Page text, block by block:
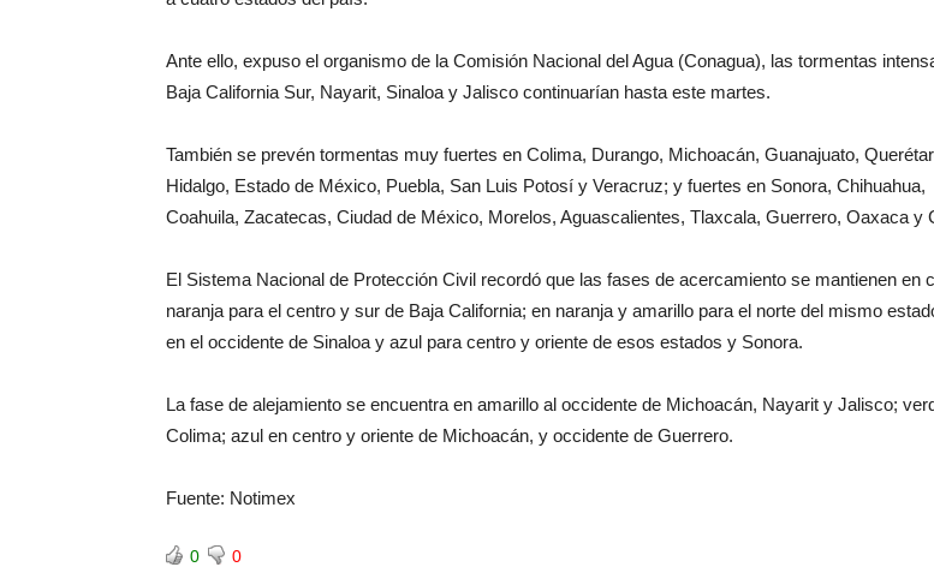
Ante ello, expuso el organismo de la Comisión Nacional del Agua (Conagua), las tormentas
Baja California Sur, Nayarit, Sinaloa y Jalisco continuarían hasta este martes.
También se prevén tormentas muy fuertes en Colima, Durango, Michoacán, Guanajuato,
Hidalgo, Estado de México, Puebla, San Luis Potosí y Veracruz; y fuertes en Sonora, Chihuahua,
Coahuila, Zacatecas, Ciudad de México, Morelos, Aguascalientes, Tlaxcala, Guerrero, Oaxaca y
El Sistema Nacional de Protección Civil recordó que las fases de acercamiento se mantienen en
naranja para el centro y sur de Baja California; en naranja y amarillo para el norte del mismo
en el occidente de Sinaloa y azul para centro y oriente de esos estados y Sonora.
La fase de alejamiento se encuentra en amarillo al occidente de Michoacán, Nayarit y Jalisco;
Colima; azul en centro y oriente de Michoacán, y occidente de Guerrero.
Fuente: Notimex
0 0